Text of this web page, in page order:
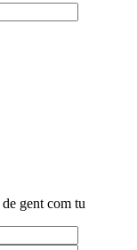
gent com tu